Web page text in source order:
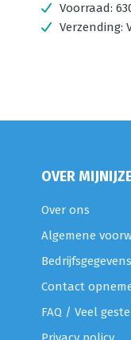
Voorraad:
Verzending:
OVER
Over ons
Algemene
Bedrijfsgegevens
Contact
FAQ / Veel